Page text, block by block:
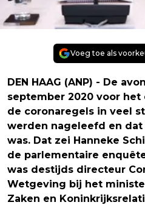
Voeg toe als
DEN HAAG (ANP) - De
september 2020 voor
de coronaregels in veel
werden nageleefd en
was. Dat zei Hanneke
de parlementaire
was destijds directeur
Wetgeving bij het
Zaken en